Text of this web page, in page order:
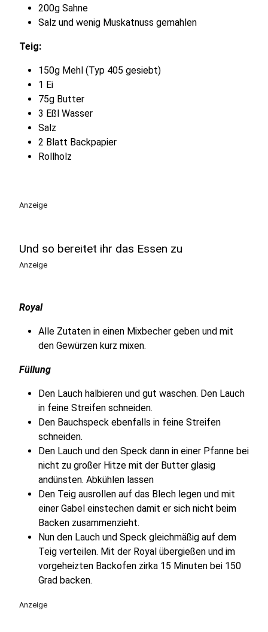
200g Sahne
Salz und wenig Muskatnuss gemahlen
Teig:
150g Mehl (Typ 405 gesiebt)
1 Ei
75g Butter
3 Eßl Wasser
Salz
2 Blatt Backpapier
Rollholz
Anzeige
Und so bereitet ihr das Essen zu
Anzeige
Royal
Alle Zutaten in einen Mixbecher geben und mit
den Gewürzen kurz mixen.
Füllung
Den Lauch halbieren und gut waschen. Den Lauch
in feine Streifen schneiden.
Den Bauchspeck ebenfalls in feine Streifen
schneiden.
Den Lauch und den Speck dann in einer Pfanne bei
nicht zu großer Hitze mit der Butter glasig
andünsten. Abkühlen lassen
Den Teig ausrollen auf das Blech legen und mit
einer Gabel einstechen damit er sich nicht beim
Backen zusammenzieht.
Nun den Lauch und Speck gleichmäßig auf dem
Teig verteilen. Mit der Royal übergießen und im
vorgeheizten Backofen zirka 15 Minuten bei 150
Grad backen.
Anzeige